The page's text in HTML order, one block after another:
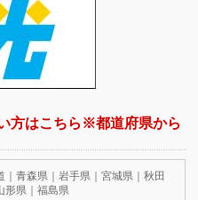
方はこちら※都道府県から
｜青森県｜岩手県｜宮城県｜秋田
形県｜福島県